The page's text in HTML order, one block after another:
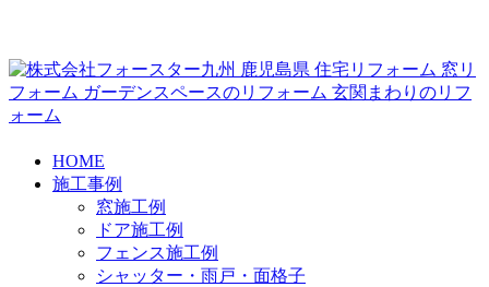
HOME
施工事例
窓施工例
ドア施工例
フェンス施工例
シャッター・雨戸・面格子